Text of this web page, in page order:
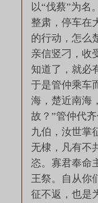
以“伐蔡”为名
整肃，停车在
的行动，怎么
亲信竖刁，收
知道了，就必
于是管仲乘车
海，楚近南海
故？”管仲代
九伯，汝世掌
无棣，凡有不
恣。寡君奉命
王祭。自从你
征不返，也是